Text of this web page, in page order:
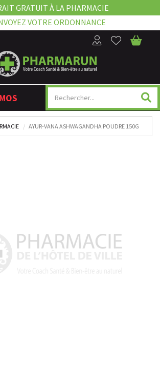
GRATUIT À LA PHARMACIE
VOTRE ORDONNANCE
AYUR-VANA ASHWAGANDHA POUDRE 150G